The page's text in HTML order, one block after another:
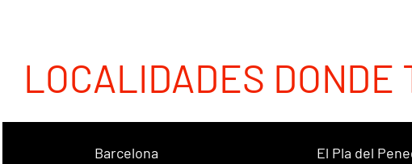
LOCALIDADES
Barcelona El Pla del